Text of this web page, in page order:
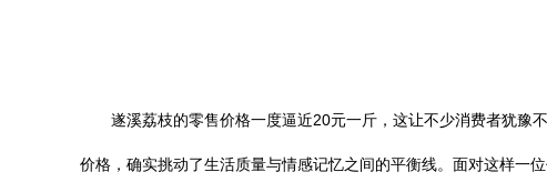
遂溪荔枝的零售价格一度逼近20元一斤，这让不少消费者犹豫
价格，确实挑动了生活质量与情感记忆之间的平衡线。面对这样一